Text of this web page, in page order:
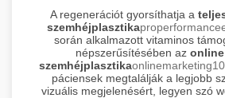
A regenerációt gyorsíthatja a
szemhéjplasztika
során alkalmazott vitaminos
népszerűsítésében az
szemhéjplasztika
páciensek megtalálják a legjobb
vizuális megjelenésért, legyen szó